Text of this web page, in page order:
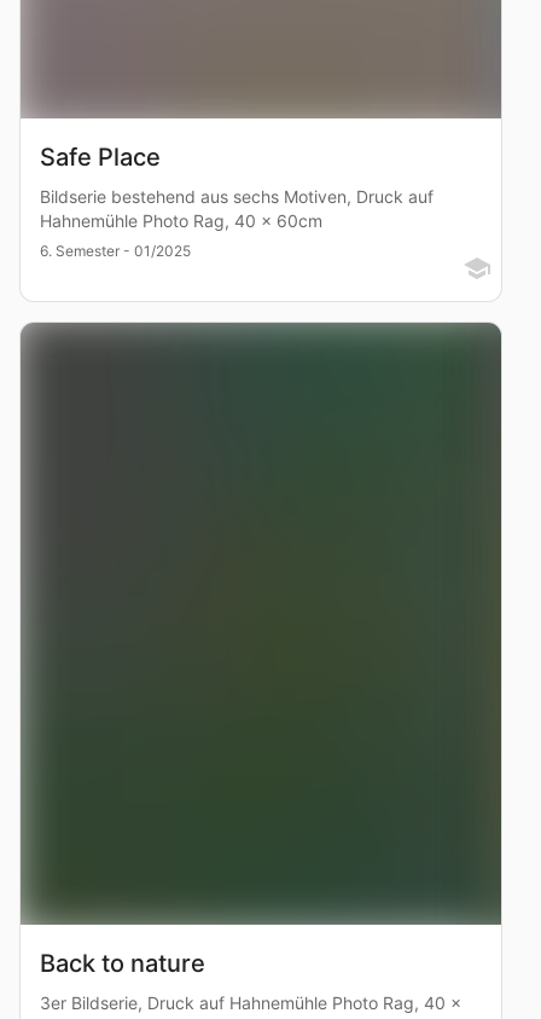
Safe Place
Bildserie bestehend aus sechs Motiven, Druck auf
Hahnemühle Photo Rag, 40 x 60cm
6. Semester - 01/2025
Back to nature
3er Bildserie, Druck auf Hahnemühle Photo Rag, 40 x